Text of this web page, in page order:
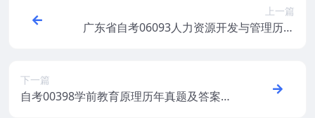
上一篇
广东省自考06093人力资源开发与管理历年
下一篇
自考00398学前教育原理历年真题及答案打